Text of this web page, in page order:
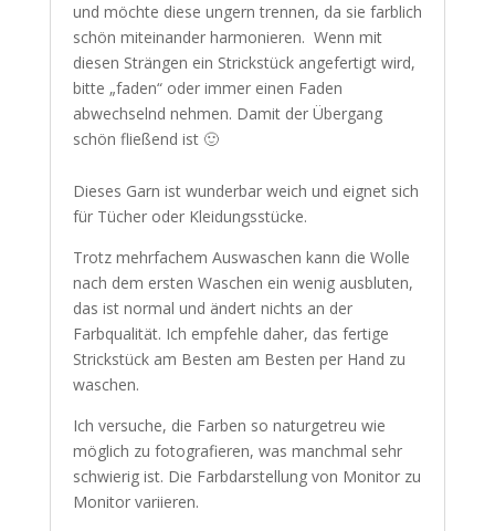
und möchte diese ungern trennen, da sie farblich
schön miteinander harmonieren. Wenn mit
diesen Strängen ein Strickstück angefertigt wird,
bitte „faden“ oder immer einen Faden
abwechselnd nehmen. Damit der Übergang
schön fließend ist 🙂
Dieses Garn ist wunderbar weich und eignet sich
für Tücher oder Kleidungsstücke.
Trotz mehrfachem Auswaschen kann die Wolle
nach dem ersten Waschen ein wenig ausbluten,
das ist normal und ändert nichts an der
Farbqualität. Ich empfehle daher, das fertige
Strickstück am Besten am Besten per Hand zu
waschen.
Ich versuche, die Farben so naturgetreu wie
möglich zu fotografieren, was manchmal sehr
schwierig ist. Die Farbdarstellung von Monitor zu
Monitor variieren.